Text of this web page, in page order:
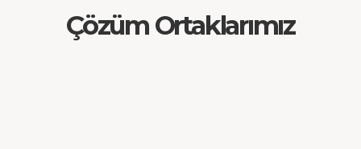
Çözüm Ortaklarımız